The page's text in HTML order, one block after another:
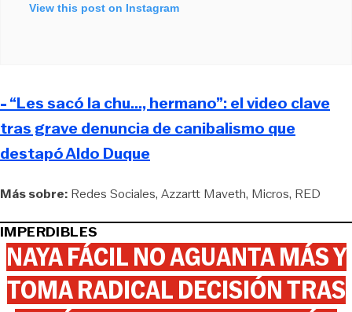
View this post on Instagram
- “Les sacó la chu..., hermano”: el video clave
tras grave denuncia de canibalismo que
destapó Aldo Duque
Más sobre: Redes Sociales Azzartt Maveth Micros RED
IMPERDIBLES
NAYA FÁCIL NO AGUANTA MÁS Y
TOMA RADICAL DECISIÓN TRAS